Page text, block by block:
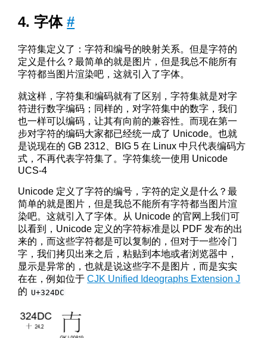
字体#
字符集定义了：字符和编号的映射关系。但是字符的
定义是什么？最简单的就是图片，但是我总不能所有
字符都当图片渲染吧，这就引入了字体。
就这样，字符集和编码就有了区别，字符集就是对字
符进行数字编码；同样的，对字符集中的数字，我们
也一样可以编码，让其有向前的兼容性。而现在第一
步对字符的编码大家都已经统一成了 Unicode。也就
是说现在的 GB 2312、BIG 5 在 Linux 中只代表编码方
式，不再代表字符集了。字符集统一使用 Unicode
UCS-4
Unicode 定义了字符的编号，字符的定义是什么？最
简单的就是图片，但是我总不能所有字符都当图片渲
染吧。这就引入了字体。从 Unicode 的官网上我们可
以看到，Unicode 定义的字符标准是以 PDF 发布的出
来的，而这些字符都是可以复制的，但对于一些冷门
字，我们拷贝出来之后，粘贴到本地或者浏览器中，
显示是异常的，也就是说这些字不是图片，而是实实
在在，例如位于CJK Unified Ideographs Extension J
的 U+324DC